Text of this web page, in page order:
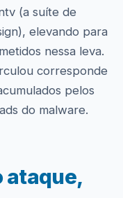
(a suíte de
elevando para
nessa leva.
corresponde
pelos
do malware.
ataque,